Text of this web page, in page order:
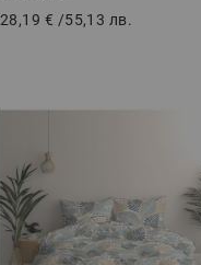
28,19 € /55,13 лв.